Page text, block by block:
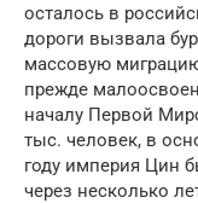
осталось в
дороги вызвала
массовую
прежде
началу Первой
тыс. человек, в
году империя Цин
через несколько